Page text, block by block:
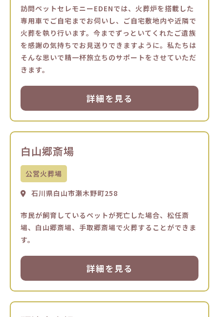
訪問ペットセレモニーEDENでは、火葬炉を搭載した
専用車でご自宅までお伺いし、ご自宅敷地内や近隣で
火葬を執り行います。今までずっといてくれたご遺族
を感謝の気持ちでお見送りできますように。私たちは
そんな思いで精一杯旅立ちのサポートをさせていただ
きます。
詳細を見る
白山郷斎場
公営火葬場
石川県白山市瀬木野町258
市民が飼育しているペットが死亡した場合、松任斎
場、白山郷斎場、手取郷斎場で火葬することができま
す。
詳細を見る